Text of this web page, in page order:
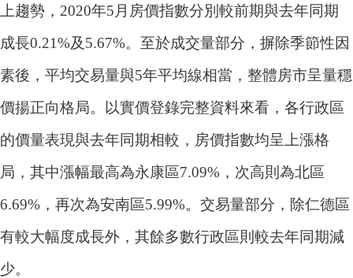
上趨勢，2020年5月房價指數分別較前期與去年同期
成長0.21%及5.67%。至於成交量部分，摒除季節性因
素後，平均交易量與5年平均線相當，整體房市呈量穩
價揚正向格局。以實價登錄完整資料來看，各行政區
的價量表現與去年同期相較，房價指數均呈上漲格
局，其中漲幅最高為永康區7.09%，次高則為北區
6.69%，再次為安南區5.99%。交易量部分，除仁德區
有較大幅度成長外，其餘多數行政區則較去年同期減
少。